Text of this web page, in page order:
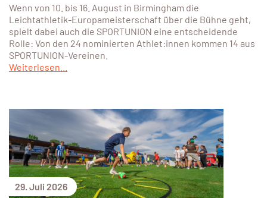
Wenn von 10. bis 16. August in Birmingham die
Leichtathletik-Europameisterschaft über die Bühne geht,
spielt dabei auch die SPORTUNION eine entscheidende
Rolle: Von den 24 nominierten Athlet:innen kommen 14 aus
SPORTUNION-Vereinen.
Weiterlesen...
29. Juli 2026